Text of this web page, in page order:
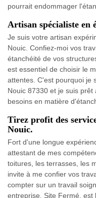
pourrait endommager
Artisan spécialiste en
Je suis votre artisan
Nouic. Confiez-moi vos
étanchéité de vos
est essentiel de choisir le
attentes. C'est pourquoi je
Nouic 87330 et je suis
besoins en matière
Tirez profit des
Nouic.
Fort d'une longue
attestant de mes
toitures, les terrasses, les
invite à me confier vos
compter sur un travail
entreprise, Site Fermé,